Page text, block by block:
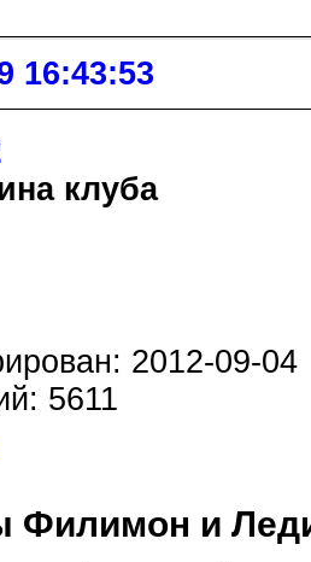
16:43:53
клуба
2012-09-04
5611
Филимон и